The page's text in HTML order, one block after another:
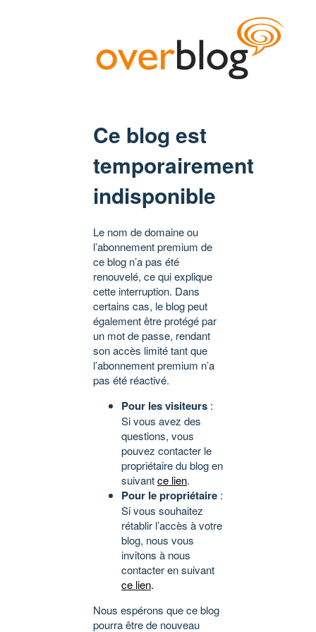
Ce blog est
temporairement
indisponible
Le nom de domaine ou
l’abonnement premium de
ce blog n’a pas été
renouvelé, ce qui explique
cette interruption. Dans
certains cas, le blog peut
également être protégé par
un mot de passe, rendant
son accès limité tant que
l’abonnement premium n’a
pas été réactivé.
Pour les visiteurs :
Si vous avez des
questions, vous
pouvez contacter le
propriétaire du blog en
suivantce lien.
Pour le propriétaire :
Si vous souhaitez
rétablir l’accès à votre
blog, nous vous
invitons à nous
contacter en suivant
ce lien.
Nous espérons que ce blog
pourra être de nouveau